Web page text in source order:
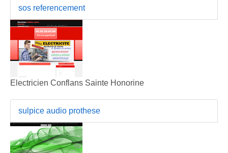
sos referencement
Electricien Conflans Sainte Honorine
sulpice audio prothese